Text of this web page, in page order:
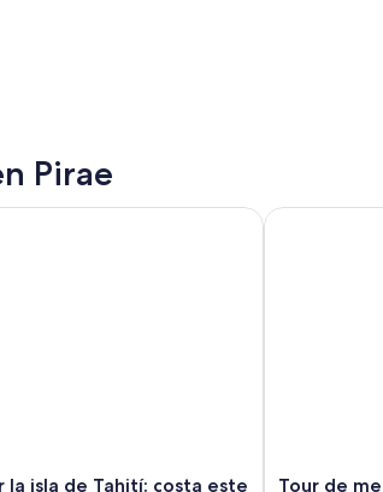
Pirae
la isla de Tahití: costa este
de Tahití: costa este y oeste
Tour de
Tour de